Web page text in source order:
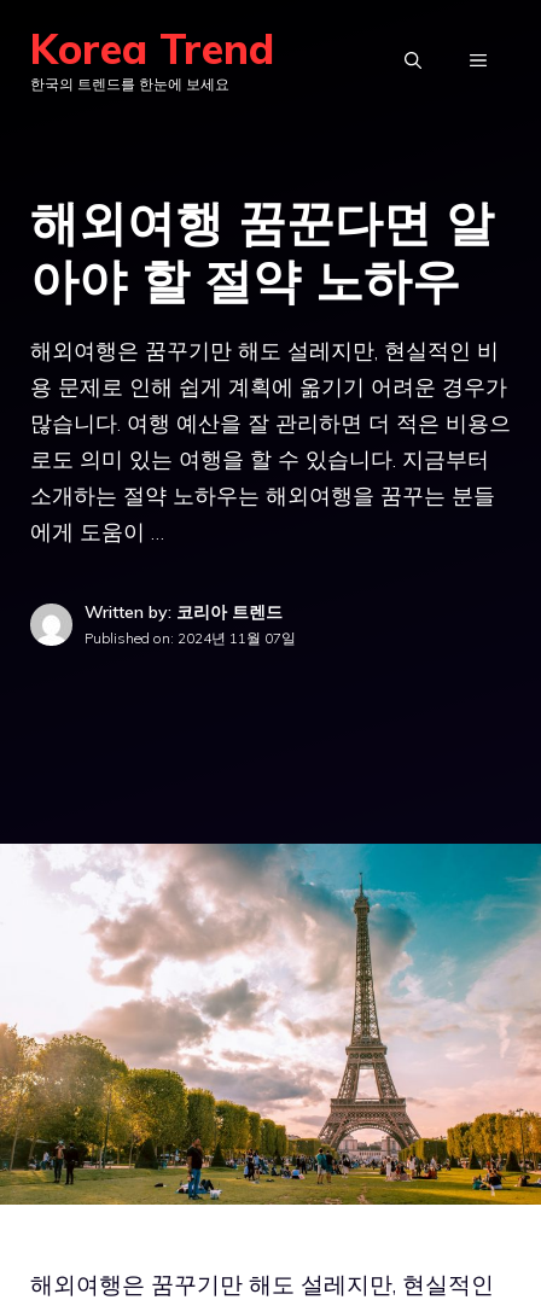
Korea Trend
한국의 트렌드를 한눈에 보세요
메
해외여행 꿈꾼다면 알
아야 할 절약 노하우
해외여행은 꿈꾸기만 해도 설레지만, 현실적인 비
용 문제로 인해 쉽게 계획에 옮기기 어려운 경우가
많습니다. 여행 예산을 잘 관리하면 더 적은 비용으
로도 의미 있는 여행을 할 수 있습니다. 지금부터
소개하는 절약 노하우는 해외여행을 꿈꾸는 분들
에게 도움이 …
Written by: 코리아 트렌드
Published on: 2024년 11월 07일
해외여행은 꿈꾸기만 해도 설레지만, 현실적인